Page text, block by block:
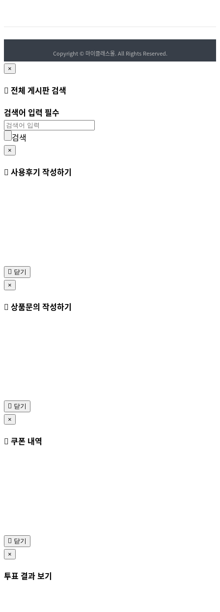
Copyright© 마이클래스몰. All Rights Reserved.
×
전체 게시판 검색
검색어 입력 필수
검색
×
사용후기 작성하기
닫기
×
상품문의 작성하기
닫기
×
쿠폰 내역
닫기
×
투표 결과 보기